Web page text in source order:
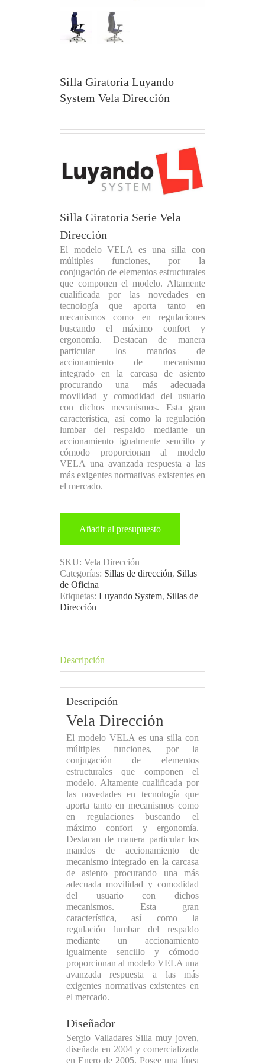
Silla Giratoria Luyando
System Vela Dirección
Silla Giratoria Serie Vela
Dirección
El modelo VELA es una silla con
múltiples funciones, por la
conjugación de elementos estructurales
que componen el modelo. Altamente
cualificada por las novedades en
tecnología que aporta tanto en
mecanismos como en regulaciones
buscando el máximo confort y
ergonomía. Destacan de manera
particular los mandos de
accionamiento de mecanismo
integrado en la carcasa de asiento
procurando una más adecuada
movilidad y comodidad del usuario
con dichos mecanismos. Esta gran
característica, así como la regulación
lumbar del respaldo mediante un
accionamiento igualmente sencillo y
cómodo proporcionan al modelo
VELA una avanzada respuesta a las
más exigentes normativas existentes en
el mercado.
Añadir al presupuesto
SKU: Vela Dirección
Categorías: Sillas de dirección, Sillas
de Oficina
Etiquetas: Luyando System, Sillas de
Dirección
Descripción
Descripción
Vela Dirección
El modelo VELA es una silla con
múltiples funciones, por la
conjugación de elementos
estructurales que componen el
modelo. Altamente cualificada por
las novedades en tecnología que
aporta tanto en mecanismos como
en regulaciones buscando el
máximo confort y ergonomía.
Destacan de manera particular los
mandos de accionamiento de
mecanismo integrado en la carcasa
de asiento procurando una más
adecuada movilidad y comodidad
del usuario con dichos
mecanismos. Esta gran
característica, así como la
regulación lumbar del respaldo
mediante un accionamiento
igualmente sencillo y cómodo
proporcionan al modelo VELA una
avanzada respuesta a las más
exigentes normativas existentes en
el mercado.
Diseñador
Sergio Valladares Silla muy joven,
diseñada en 2004 y comercializada
en Enero de 2005. Posee una línea